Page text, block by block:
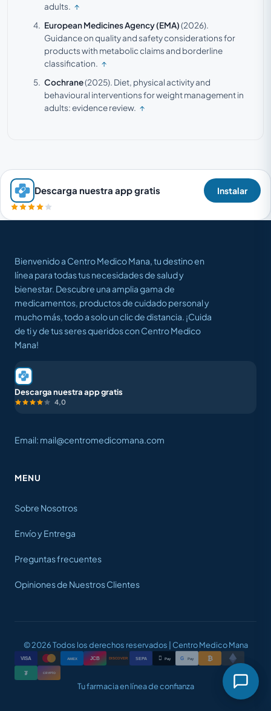
adults. ↑
European Medicines Agency (EMA)(2026).
Guidance on quality and safety considerations for
products with metabolic claims and borderline
classification. ↑
Cochrane(2025). Diet, physical activity and
behavioural interventions for weight management in
adults: evidence review. ↑
Descarga nuestra app gratis Instalar
Bienvenido a Centro Medico Mana, tu destino en
línea para todas tus necesidades de salud y
bienestar. Descubre una amplia gama de
medicamentos, productos de cuidado personal y
mucho más, todo a solo un clic de distancia. ¡Cuida
de ti y de tus seres queridos con Centro Medico
Mana!
Descarga nuestra app gratis
4,0
Email: mail@centromedicomana.com
MENU
Sobre Nosotros
Envío y Entrega
Preguntas frecuentes
Opiniones de Nuestros Clientes
© 2026 Todos los derechos reservados | Centro Medico Mana
VISA AMEX JCB DISCOVER SEPA  Pay G Pay ₿
₮ CRYPTO
Tu farmacia en línea de confianza